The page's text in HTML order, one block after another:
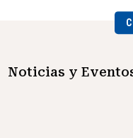
Noticias y